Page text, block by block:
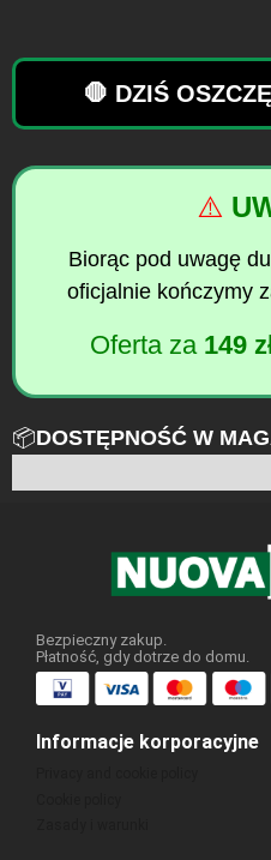
🛑 DZIŚ
⚠️
Biorąc pod uwagę
oficjalnie kończymy
Oferta za149
📦DOSTĘPNOŚĆ W
Bezpieczny zakup.
Płatność, gdy dotrze do domu.
Informacje korporacyjne